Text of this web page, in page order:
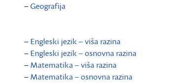
–Geografija
– Engleski jezik – viša razina
– Engleski jezik – osnovna razina
– Matematika – viša razina
– Matematika – osnovna razina